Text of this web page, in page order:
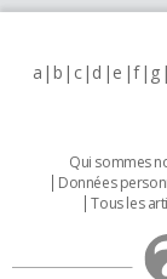
a b c d e f g
Qui sommes
Données
Tous les